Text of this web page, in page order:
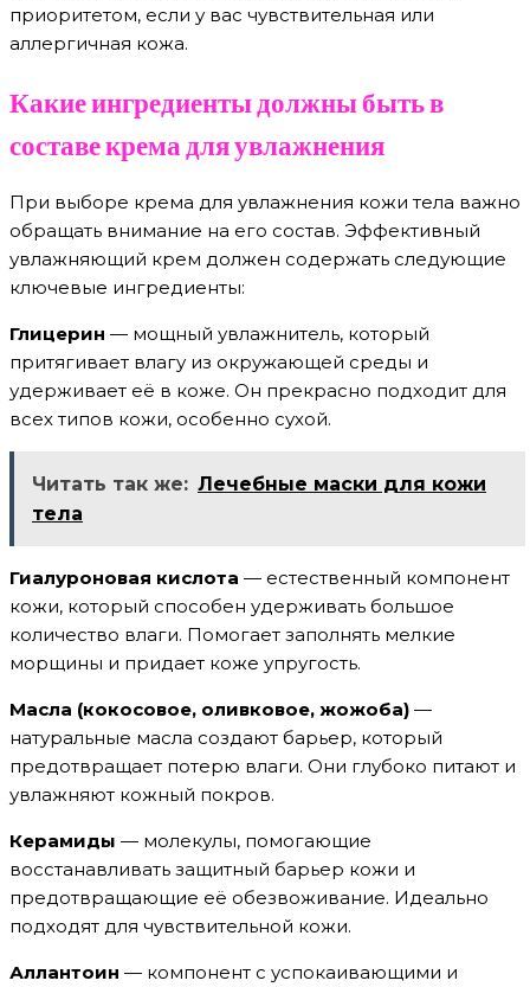
приоритетом, если у вас чувствительная или
аллергичная кожа.
Какие ингредиенты должны быть в
составе крема для увлажнения
При выборе крема для увлажнения кожи тела важно
обращать внимание на его состав. Эффективный
увлажняющий крем должен содержать следующие
ключевые ингредиенты:
Глицерин — мощный увлажнитель, который
притягивает влагу из окружающей среды и
удерживает её в коже. Он прекрасно подходит для
всех типов кожи, особенно сухой.
Читать так же: Лечебные маски для кожи
тела
Гиалуроновая кислота — естественный компонент
кожи, который способен удерживать большое
количество влаги. Помогает заполнять мелкие
морщины и придает коже упругость.
Масла (кокосовое, оливковое, жожоба) —
натуральные масла создают барьер, который
предотвращает потерю влаги. Они глубоко питают и
увлажняют кожный покров.
Керамиды — молекулы, помогающие
восстанавливать защитный барьер кожи и
предотвращающие её обезвоживание. Идеально
подходят для чувствительной кожи.
Аллантоин — компонент с успокаивающими и